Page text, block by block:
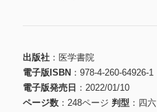
出版社
医学書院
電子版ISBN
978-4-260-64926-1
電子版発売日
2022/01/10
ページ数
248ページ 判型
四六